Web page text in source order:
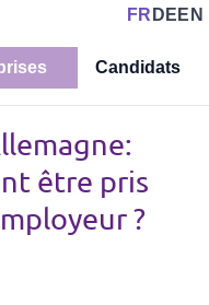
FR DE EN
Candidats
être pris
?